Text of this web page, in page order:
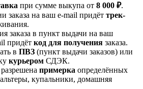
при сумме выкупа от 8 000 ₽.
заказа на ваш e-mail придёт трек-
заказа в пункт выдачи на ваш
придёт код для получения заказа.
в ПВЗ (пункт выдачи заказов) или
курьером СДЭК.
примерка определённых
купальники, домашняя